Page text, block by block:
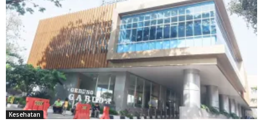
Kesehatan